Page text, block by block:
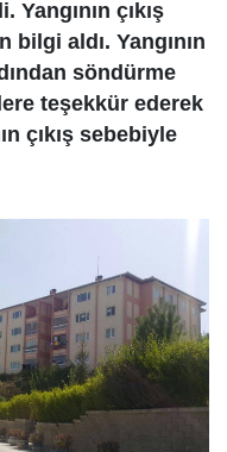
Yangının çıkış
aldı. Yangının
söndürme
teşekkür ederek
çıkış sebebiyle